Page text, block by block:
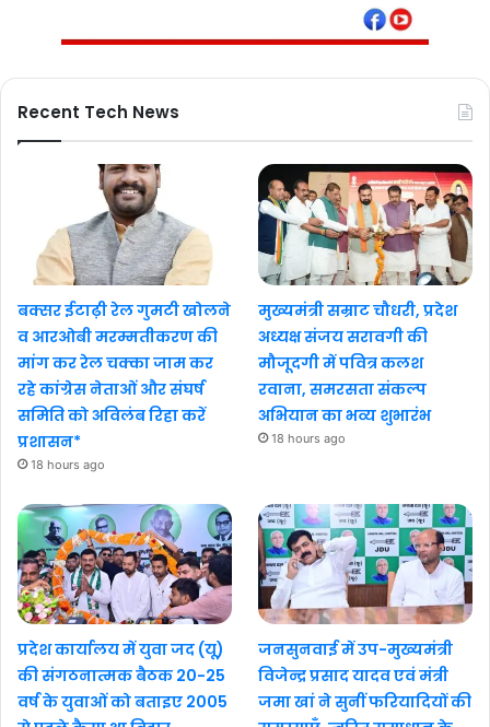
Recent Tech News
बक्सर ईटाढ़ी रेल गुमटी खोलने
व आरओबी मरम्मतीकरण की
मांग कर रेल चक्का जाम कर
रहे कांग्रेस नेताओं और संघर्ष
समिति को अविलंब रिहा करें
प्रशासन*
18 hours ago
मुख्यमंत्री सम्राट चौधरी, प्रदेश
अध्यक्ष संजय सरावगी की
मौजूदगी में पवित्र कलश
रवाना, समरसता संकल्प
अभियान का भव्य शुभारंभ
18 hours ago
प्रदेश कार्यालय में युवा जद (यू)
की संगठनात्मक बैठक 20-25
वर्ष के युवाओं को बताइए 2005
जनसुनवाई में उप-मुख्यमंत्री
विजेन्द्र प्रसाद यादव एवं मंत्री
जमा खां ने सुनीं फरियादियों की